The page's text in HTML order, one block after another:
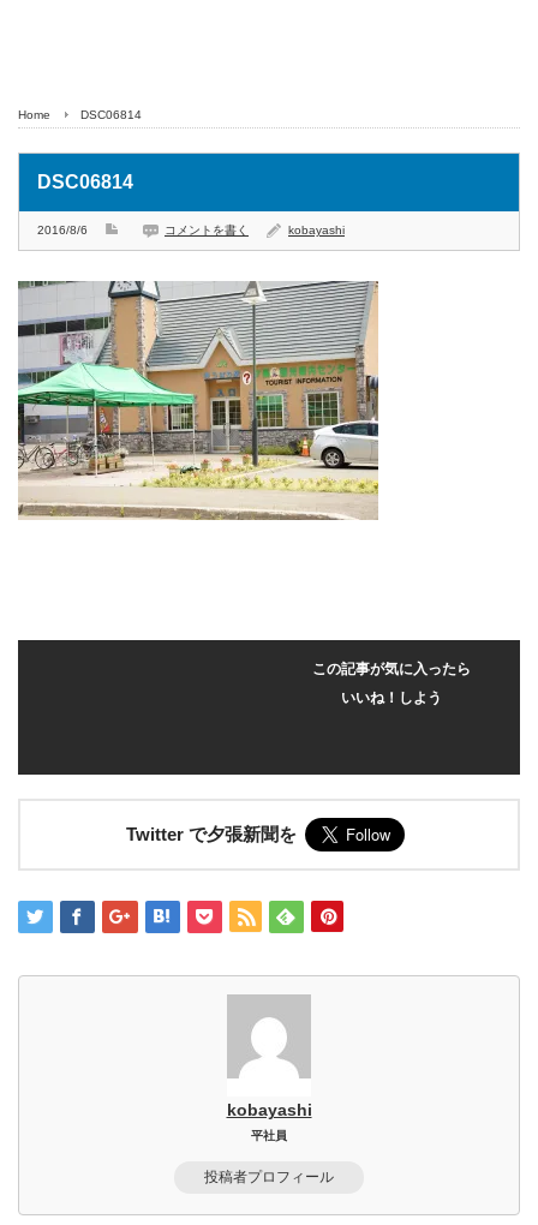
Home DSC06814
DSC06814
2016/8/6 コメントを書く kobayashi
この記事が気に入ったら
いいね！しよう
Twitter で夕張新聞を
kobayashi
平社員
投稿者プロフィール